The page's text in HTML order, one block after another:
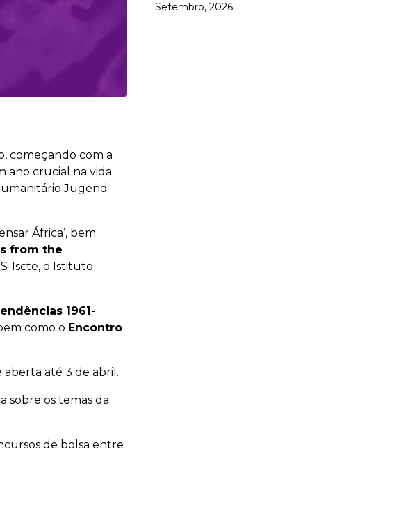
começando com a
ano crucial na vida
Jugend
África’, bem
from the
Iscte, o Istituto
1961-
como o Encontro
aberta até 3 de abril.
sobre os temas da
de bolsa entre
Setembro, 2026